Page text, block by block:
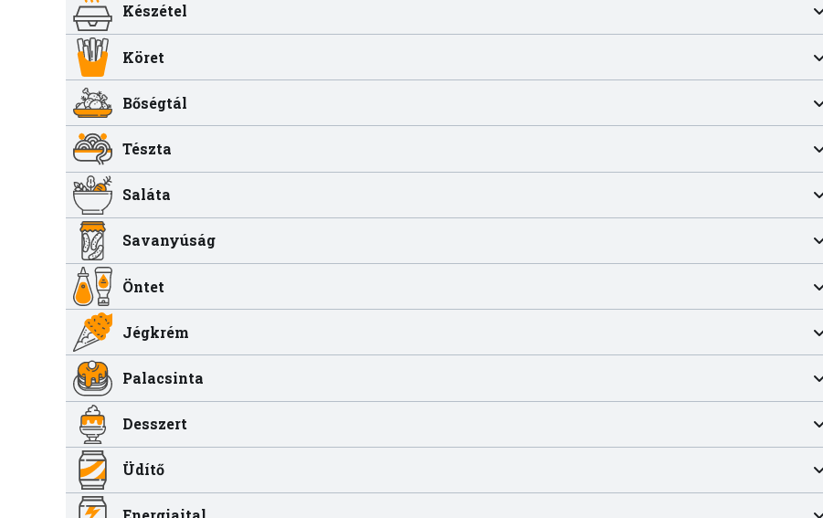
Készétel
Köret
Bőségtál
Tészta
Saláta
Savanyúság
Öntet
Jégkrém
Palacsinta
Desszert
Üdítő